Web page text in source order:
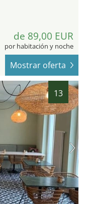
de 89,00 EUR
por habitación y noche
Mostrar oferta
13